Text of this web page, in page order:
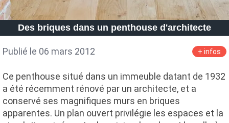
Des briques dans un penthouse d'architecte
Publié le 06 mars 2012 + infos
Ce penthouse situé dans un immeuble datant de 1932
a été récemment rénové par un architecte, et a
conservé ses magnifiques murs en briques
apparentes. Un plan ouvert privilégie les espaces et la